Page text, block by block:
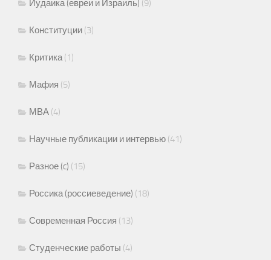
Иудаика (евреи и Израиль) (9)
Конституции (3)
Критика(1)
Мафия (5)
МВА (4)
Научные публикации и интервью (41)
Разное (c) (15)
Россика (россиеведение) (18)
Современная Россия (13)
Студенческие работы (4)